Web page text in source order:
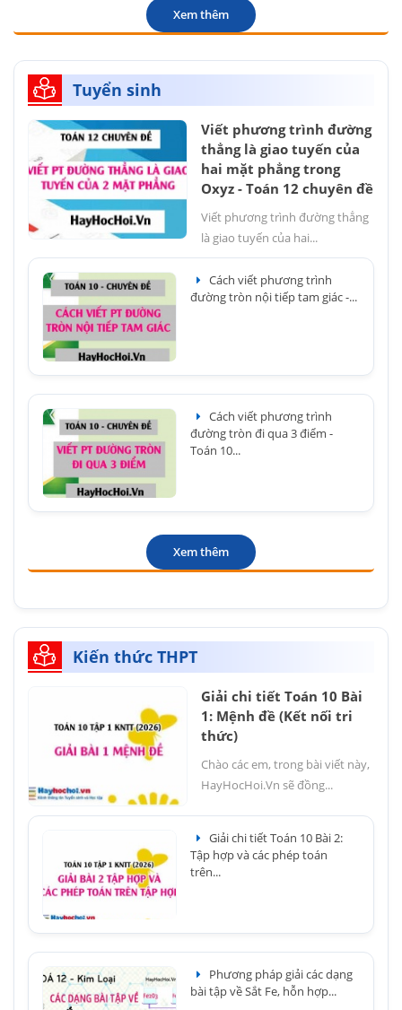
Xem thêm
Tuyển sinh
Viết phương trình đường
thẳng là giao tuyến của
hai mặt phẳng trong
Oxyz - Toán 12 chuyên đề
Viết phương trình đường thẳng
là giao tuyến của hai...
Cách viết phương trình
đường tròn nội tiếp tam giác -...
Cách viết phương trình
đường tròn đi qua 3 điểm -
Toán 10...
Xem thêm
Kiến thức THPT
Giải chi tiết Toán 10 Bài
1: Mệnh đề (Kết nối tri
thức)
Chào các em, trong bài viết này,
HayHocHoi.Vn sẽ đồng...
Giải chi tiết Toán 10 Bài 2:
Tập hợp và các phép toán
trên...
Phương pháp giải các dạng
bài tập về Sắt Fe, hỗn hợp...